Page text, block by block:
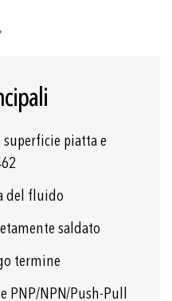
piatta e
del fluido
saldato
termine
PNP/NPN/Push-Pull